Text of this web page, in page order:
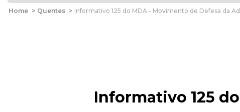
Home > Quentes > Informativo 125 do MDA - Movimento de Defesa da
Informativo 125